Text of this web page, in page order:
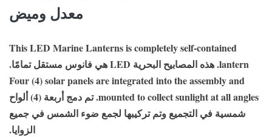
معدل وميض
This LED Marine Lanterns is completely self-contained
lantern. هذه المصابيح البحرية LED هي فانوس مستقل تمامًا.
Four (4) solar panels are integrated into the assembly and
mounted to collect sunlight at all angles.
تم دمج أربعة (4) ألواح
شمسية في التجميع وتم تركيبها لجمع ضوء الشمس في جميع
الزوايا.